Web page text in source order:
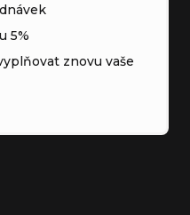
5%
znovu vaše